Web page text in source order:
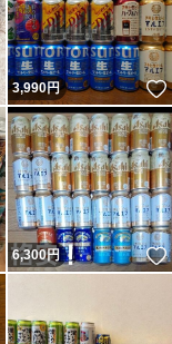
いいね！
3,990円
いいね！
6,300円